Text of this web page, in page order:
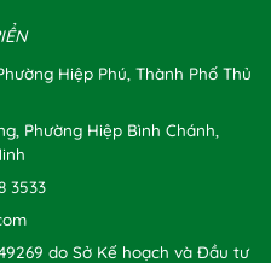
Hiệp Phú, Thành Phố Thủ
Phường Hiệp Bình Chánh,
3533
do Sở Kế hoạch và Đầu tư